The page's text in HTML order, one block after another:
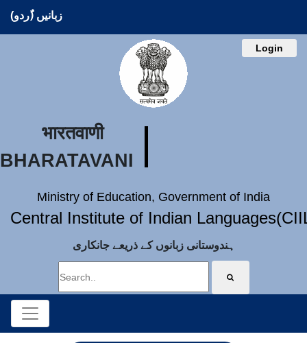
زبانیں (ُردو)
Login
भारतवाणी
BHARATAVANI
Ministry of Education, Government of India
Central Institute of Indian
ہندوستانی زبانوں کے ذریعے جانکاری